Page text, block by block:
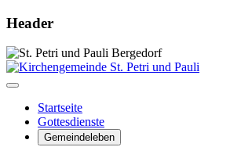
Header
Startseite
Gottesdienste
Gemeindeleben